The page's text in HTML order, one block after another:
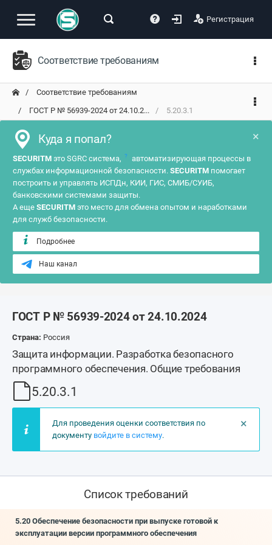
Регистрация
Соответствие требованиям
Соответствие требованиям
ГОСТ Р № 56939-2024 от 24.10.2...
5.20.3.1
×
Куда я попал?
SECURITM это SGRC система, ?
автоматизирующая процессы в
службах информационной безопасности. SECURITM помогает
построить и управлять ИСПДн, КИИ, ГИС, СМИБ/СУИБ,
банковскими системами защиты.
А еще SECURITM это место для обмена опытом и наработками
для служб безопасности.
Подробнее
Наш канал
ГОСТ Р № 56939-2024 от 24.10.2024
Страна: Россия
Защита информации. Разработка безопасного
программного обеспечения. Общие требования
5.20.3.1
×
Для проведения оценки соответствия по
документу войдите в систему.
Список требований
5.20 Обеспечение безопасности при выпуске готовой к
эксплуатации версии программного обеспечения